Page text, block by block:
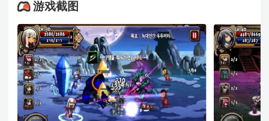
游戏截图